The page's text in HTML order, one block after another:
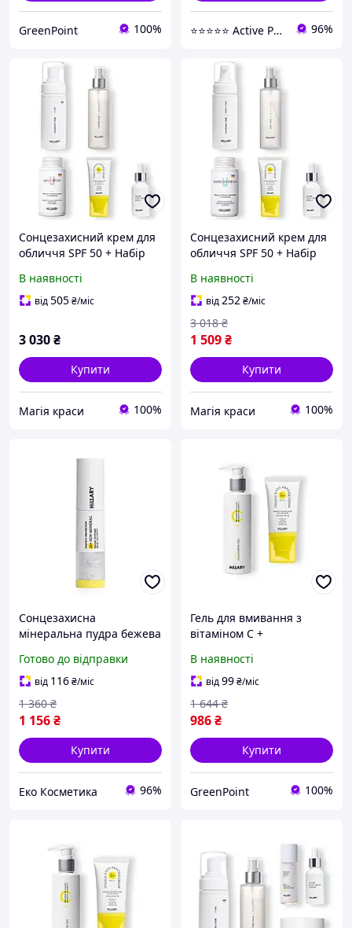
GreenPoint 100% ⭐️⭐️⭐️⭐️⭐️ Active Point 96%
Сонцезахисний крем для
обличчя SPF 50 + Набір
обличчя нормального
типу
В наявності
від505₴/міс
3 030₴
Купити
Магія краси 100%
Сонцезахисний крем для
обличчя SPF 50 + Набір
обличчя сухого типу
В наявності
від252₴/міс
1 509₴
3 018 ₴
Купити
Магія краси 100%
Сонцезахисна
мінеральна пудра бежева
Brush Powder SPF 30+
Warm Medium Tone
Hillary 4 г
Готово до відправки
від 116₴/міс
1 156₴
1 360 ₴
Купити
Еко Косметика 96%
Гель для вмивання з
вітаміном С +
обличчя SPF 50+
В наявності
від99₴/міс
986₴
1 644 ₴
Купити
GreenPoint 100%